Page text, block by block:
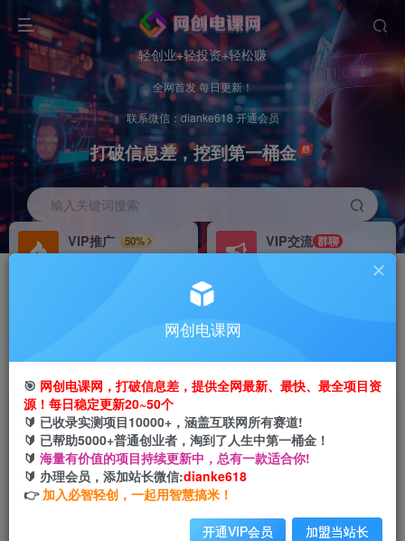
轻创业+轻投资+轻松赚
全网首发 每日更新！
联系微信：dianke618 开通会员
打破信息差，挖到第一桶金
输入关键词搜索
VIP推广
50%
VIP交流 群聊
研究探讨更多创业项目路子。
搭建同款网站，自己当老板
全网首发没有同行，最新暴力起号玩法，AI美女会
唱歌，疯狂涨粉，早上车早吃肉！
网创电课网
2年前发布
1532 161
网创电课网
🎯 网创电课网，打破信息差，提供全网最新、最快、最全项目资
源！每日稳定更新20~50个
🔰 已收录实测项目10000+，涵盖互联网所有赛道!
🔰 已帮助5000+普通创业者，淘到了人生中第一桶金！
🔰 海量有价值的项目持续更新中，总有一款适合你!
🔰 办理会员，添加站长微信:dianke618
👉 加入必智轻创，一起用智慧搞米！
开通VIP会员 加盟当站长